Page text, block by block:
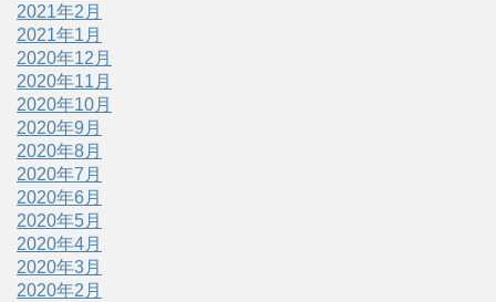
2021年2月
2021年1月
2020年12月
2020年11月
2020年10月
2020年9月
2020年8月
2020年7月
2020年6月
2020年5月
2020年4月
2020年3月
2020年2月